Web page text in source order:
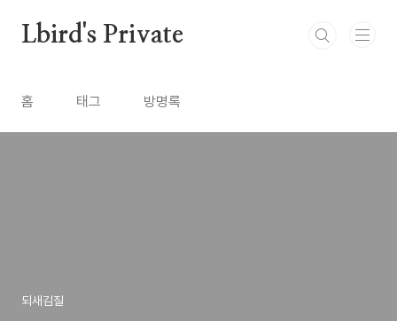
Lbird's Private
홈 태그 방명록
되새김질